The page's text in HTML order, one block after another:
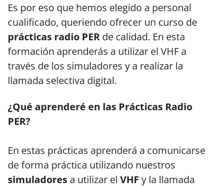
Es por eso que hemos elegido a personal
cualificado, queriendo ofrecer un curso de
prácticas radio PER de calidad. En esta
formación aprenderás a utilizar el VHF a
través de los simuladores y a realizar la
llamada selectiva digital.
¿Qué aprenderé en las Prácticas Radio
PER?
En estas prácticas aprenderá a comunicarse
de forma práctica utilizando nuestros
simuladores a utilizar el VHF y la llamada